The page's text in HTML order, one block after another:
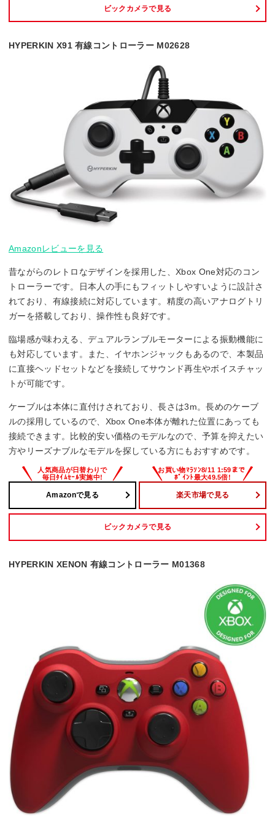
ビックカメラで見る
HYPERKIN X91 有線コントローラー M02628
Amazonレビューを見る
昔ながらのレトロなデザインを採用した、Xbox One対応のコン
トローラーです。日本人の手にもフィットしやすいように設計さ
れており、有線接続に対応しています。精度の高いアナログトリ
ガーを搭載しており、操作性も良好です。
臨場感が味わえる、デュアルランブルモーターによる振動機能に
も対応しています。また、イヤホンジャックもあるので、本製品
に直接ヘッドセットなどを接続してサウンド再生やボイスチャッ
トが可能です。
ケーブルは本体に直付けされており、長さは3m。長めのケーブ
ルの採用しているので、Xbox One本体が離れた位置にあっても
接続できます。比較的安い価格のモデルなので、予算を抑えたい
方やリーズナブルなモデルを探している方にもおすすめです。
Amazonで見る 楽天市場で見る
ビックカメラで見る
HYPERKIN XENON 有線コントローラー M01368